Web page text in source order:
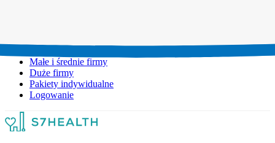
Małe i średnie firmy
Duże firmy
Pakiety indywidualne
Logowanie